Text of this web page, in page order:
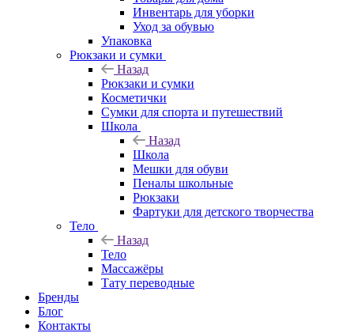
Инвентарь для уборки
Уход за обувью
Упаковка
Рюкзаки и сумки
Назад
Рюкзаки и сумки
Косметички
Сумки для спорта и путешествий
Школа
Назад
Школа
Мешки для обуви
Пеналы школьные
Рюкзаки
Фартуки для детского творчества
Тело
Назад
Тело
Массажёры
Тату переводные
Бренды
Блог
Контакты